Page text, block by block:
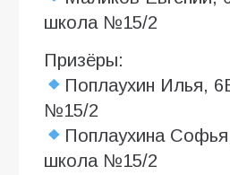
школа №15/2
Призёры:
Поплаухин Илья,
№15/2
Поплаухина
школа №15/2